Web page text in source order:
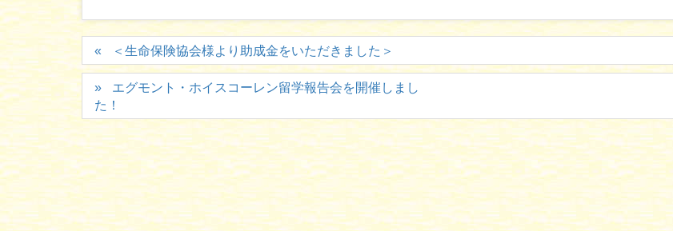
＜生命保険協会様より助成金をいただきました＞
エグモント・ホイスコーレン留学報告会を開催しまし
た！